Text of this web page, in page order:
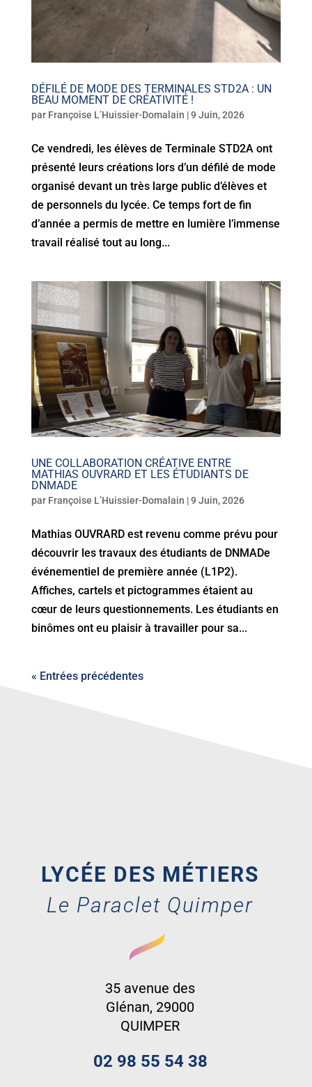
DÉFILÉ DE MODE DES TERMINALES STD2A : UN
BEAU MOMENT DE CRÉATIVITÉ !
par Françoise L’Huissier-Domalain |9 Juin, 2026
Ce vendredi, les élèves de Terminale STD2A ont
présenté leurs créations lors d’un défilé de mode
organisé devant un très large public d’élèves et
de personnels du lycée. Ce temps fort de fin
d’année a permis de mettre en lumière l’immense
travail réalisé tout au long...
UNE COLLABORATION CRÉATIVE ENTRE
MATHIAS OUVRARD ET LES ÉTUDIANTS DE
DNMADE
par Françoise L’Huissier-Domalain |9 Juin, 2026
Mathias OUVRARD est revenu comme prévu pour
découvrir les travaux des étudiants de DNMADe
événementiel de première année (L1P2).
Affiches, cartels et pictogrammes étaient au
cœur de leurs questionnements. Les étudiants en
binômes ont eu plaisir à travailler pour sa...
« Entrées précédentes
LYCÉE DES MÉTIERS
Le Paraclet Quimper
35 avenue des
Glénan, 29000
QUIMPER
02 98 55 54 38